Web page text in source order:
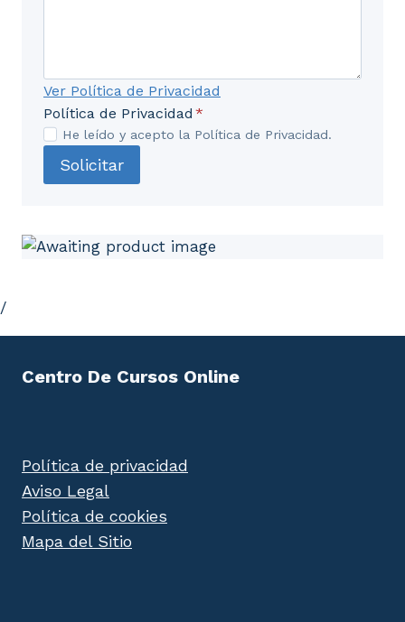
Ver Política de Privacidad
Política de Privacidad *
He leído y acepto la Política de Privacidad.
Solicitar
/
Centro De Cursos Online
Política de privacidad
Aviso Legal
Política de cookies
Mapa del Sitio